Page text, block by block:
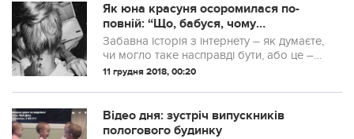
Як юна красуня осоромилася по-
повній: “Що, бабуся, чому
вирячилася? В твій час тату то не
було?”
Забавна історія з інтернету – як думаєте,
чи могло таке насправді бути, або це –
анекдот?
11 грудня 2018, 00:20
Відео дня: зустріч випускників
пологового будинку